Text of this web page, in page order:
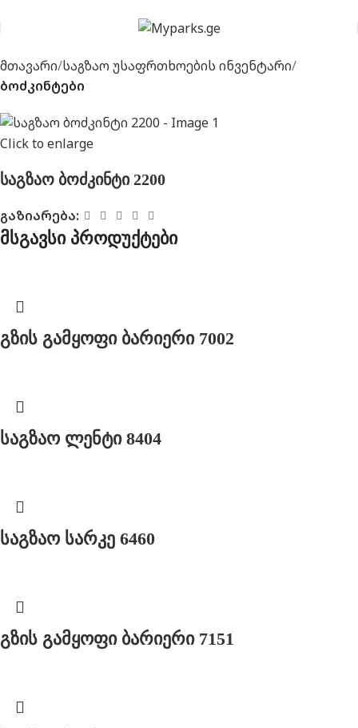
მთავარი საგზაო უსაფრთხოების ინვენტარი
ბოძკინტები
Click to enlarge
საგზაო ბოძკინტი 2200
გაზიარება:
მსგავსი პროდუქტები
გზის გამყოფი ბარიერი 7002
საგზაო ლენტი 8404
საგზაო სარკე 6460
გზის გამყოფი ბარიერი 7151